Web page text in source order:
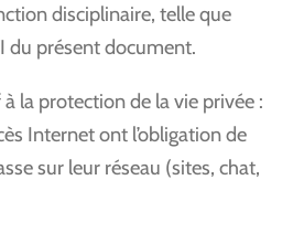
disciplinaire, telle que
du présent document.
la protection de la vie privée :
Internet ont l’obligation de
sur leur réseau (sites, chat,